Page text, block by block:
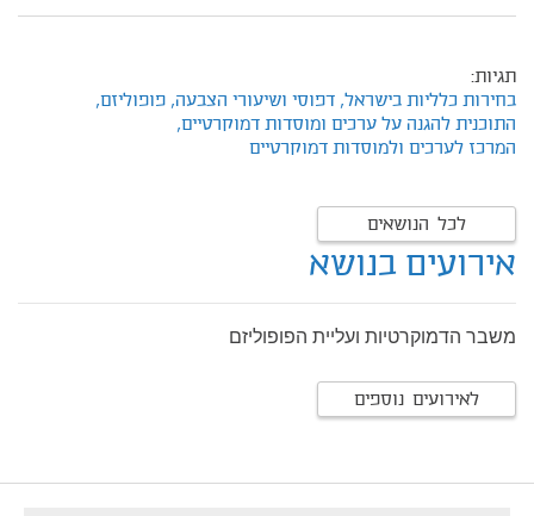
תגיות:
בחירות כלליות בישראל, דפוסי ושיעורי הצבעה, פופוליזם,
התוכנית להגנה על ערכים ומוסדות דמוקרטיים,
המרכז לערכים ולמוסדות דמוקרטיים
לכל הנושאים
אירועים בנושא
משבר הדמוקרטיות ועליית הפופוליזם
לאירועים נוספים